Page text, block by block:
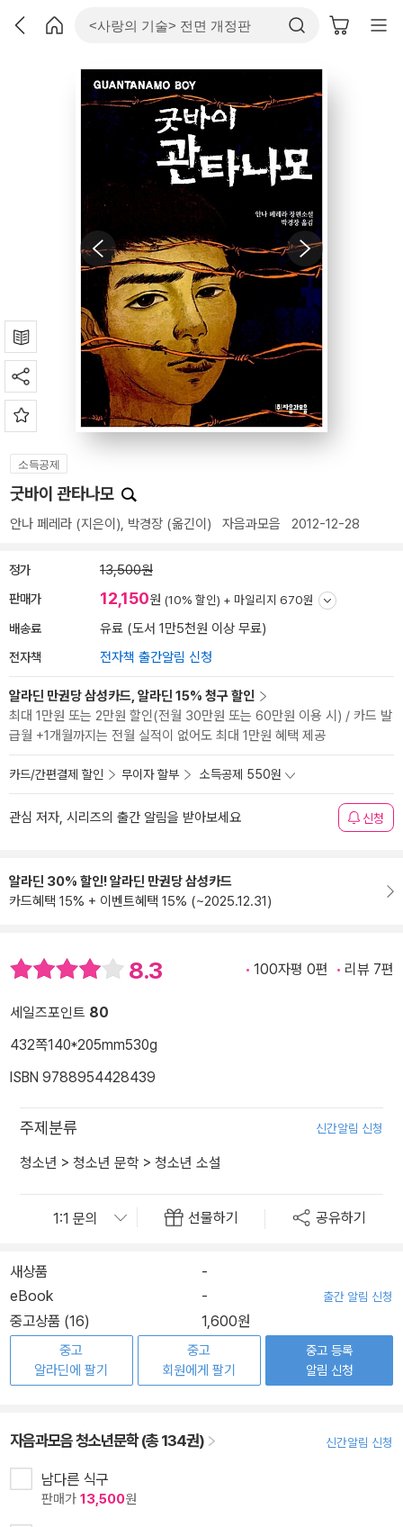
소득공제
굿바이 관타나모
안나 페레라 (지은이), 박경장 (옮긴이) 자음과모음 2012-12-28
정가 13,500원
판매가 12,150원 (10% 할인) + 마일리지 670원
배송료 유료 (도서 1만5천원 이상 무료)
전자책 전자책 출간알림 신청
알라딘 만권당 삼성카드, 알라딘 15% 청구 할인
최대 1만원 또는 2만원 할인(전월 30만원 또는 60만원 이용 시) / 카드 발
급월 +1개월까지는 전월 실적이 없어도 최대 1만원 혜택 제공
카드/간편결제 할인 무이자 할부 소득공제 550원
관심 저자, 시리즈의 출간 알림을 받아보세요 신청
알라딘 30% 할인! 알라딘 만권당 삼성카드
카드혜택 15% + 이벤트혜택 15% (~2025.12.31)
8.3 100자평 0편 리뷰 7편
세일즈포인트 80
432쪽140*205mm530g
ISBN 9788954428439
주제분류 신간알림 신청
청소년 > 청소년 문학 > 청소년 소설
선물하기 공유하기
새상품
-
eBook
- 출간 알림 신청
중고상품 (16) 1,600원
중고
알라딘에 팔기
중고
회원에게 팔기
중고 등록
알림 신청
자음과모음 청소년문학 (총 134권) 신간알림 신청
남다른 식구
판매가 13,500원